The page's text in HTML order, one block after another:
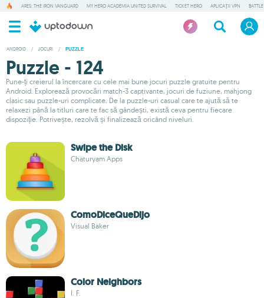
ARES: THE IRON VANGUARD MY HERO ACADEMIA UNITED SURVIVAL TICKET HERO APLICAȚII VPN
ANDROID / JOCURI / PUZZLE
Puzzle - 124
Pune-ți creierul la încercare cu cele mai bune jocuri puzzle gratuite pentru
Android. Explorează provocări match-3 captivante, jocuri de fuziune, mahjong
clasic sau puzzle-uri complicate. De la puzzle-uri casual care te ajută să te
relaxezi până la titluri care te fac să gândești, există ceva pentru fiecare
dispoziție. Potrivește, rezolvă și finalizează oricând niveluri.
Swipe the Disk
Chaturyam Apps
ComoDiceQueDijo
Visual Baker
Color Neighbors
I. F.